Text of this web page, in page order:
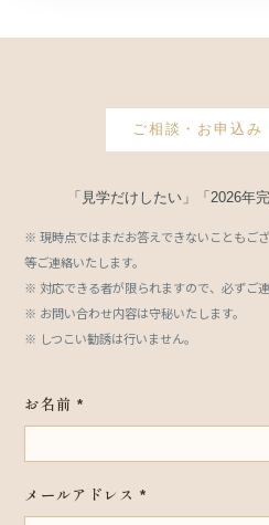
ご相談・お申込
「見学だけしたい」「2026年
※ 現時点ではまだお答えできないこともご
等ご連絡いたします。
※ 対応できる者が限られますので、必ずご
※ お問い合わせ内容は守秘いたします。
※ しつこい勧誘は行いません。
お名前 *
メールアドレス*